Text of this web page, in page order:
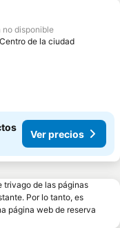
favoritos
no disponible
de la ciudad
Ver precios
trivago de las páginas
Por lo tanto, es
página web de reserva